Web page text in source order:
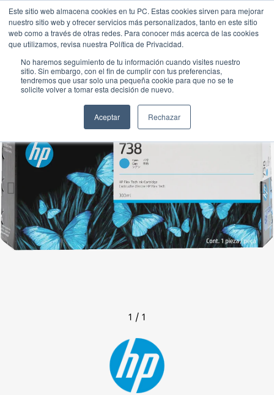
Este sitio web almacena cookies en tu PC. Estas cookies sirven para mejorar
nuestro sitio web y ofrecer servicios más personalizados, tanto en este sitio
web como a través de otras redes. Para conocer más acerca de las cookies
que utilizamos, revisa nuestra Política de Privacidad.
No haremos seguimiento de tu información cuando visites nuestro
sitio. Sin embargo, con el fin de cumplir con tus preferencias,
tendremos que usar solo una pequeña cookie para que no se te
solicite volver a tomar esta decisión de nuevo.
Aceptar Rechazar
1 / 1